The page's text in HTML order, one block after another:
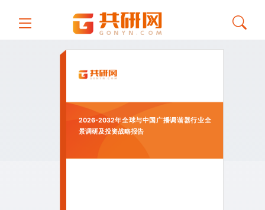
2026-2032年全球与中国广播调谐器行业全
景调研及投资战略报告